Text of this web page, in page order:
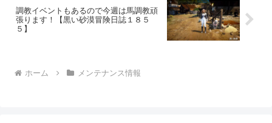
調教イベントもあるので今週は馬調教頑
張ります！【黒い砂漠冒険日誌１８５
５】
ホーム メンテナンス情報